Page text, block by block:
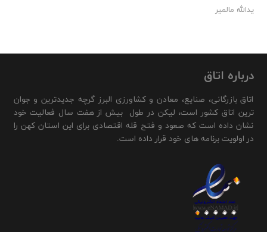
یدالله مالمیر
درباره اتاق
اتاق بازرگانی، صنایع، معادن و کشاورزی البرز گرچه جدیدترین و جوان
ترین اتاق کشور است، لیکن در طول بیش از هفت سال فعالیت خود
نشان داده است که صعود و فتح قله اقتصادی برای این استان کهن را
در اولویت برنامه های خود قرار داده است.